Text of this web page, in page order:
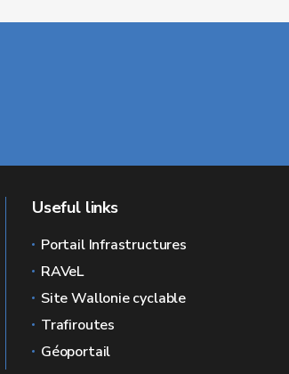
Useful links
Portail Infrastructures
RAVeL
Site Wallonie cyclable
Trafiroutes
Géoportail